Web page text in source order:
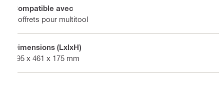
Compatible avec
Coffrets pour multitool
Dimensions (LxlxH)
595 x 461 x 175 mm